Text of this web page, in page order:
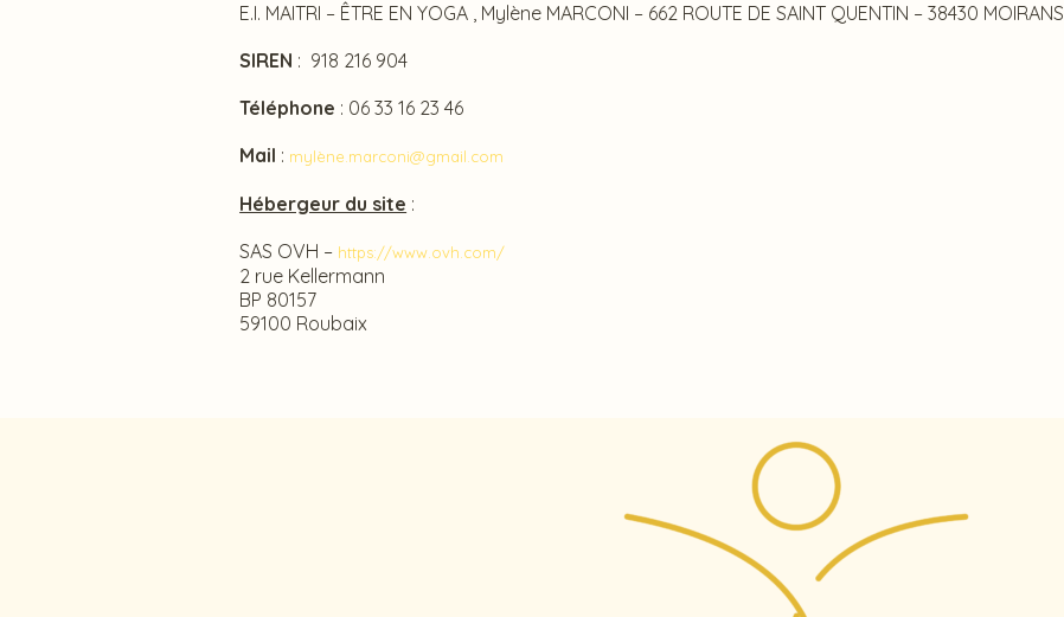
E.I. MAITRI – ÊTRE EN YOGA , Mylène MARCONI – 662 ROUTE DE SAINT QUENTIN – 38430 MOIRANS
SIREN : 918 216 904
Téléphone : 06 33 16 23 46
Mail : mylène.marconi@gmail.com
Hébergeur du site :
SAS OVH – https://www.ovh.com/
2 rue Kellermann
BP 80157
59100 Roubaix